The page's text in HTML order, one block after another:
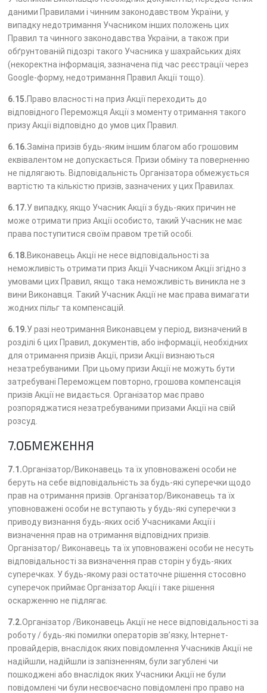
даними Правилами і чинним законодавством України, у
випадку недотримання Учасником інших положень цих
Правил та чинного законодавства України, а також при
обґрунтованій підозрі такого Учасника у шахрайських діях
(некоректна інформація, зазначена під час реєстрації через
Google-форму, недотримання Правил Акції тощо).
6.15.Право власності на приз Акції переходить до
відповідного Переможця Акції з моменту отримання такого
призу Акції відповідно до умов цих Правил.
6.16.Заміна призів будь-яким іншим благом або грошовим
еквівалентом не допускається. Призи обміну та поверненню
не підлягають. Відповідальність Організатора обмежується
вартістю та кількістю призів, зазначених у цих Правилах.
6.17.У випадку, якщо Учасник Акції з будь-яких причин не
може отримати приз Акції особисто, такий Учасник не має
права поступитися своїм правом третій особі.
6.18.Виконавець Акції не несе відповідальності за
неможливість отримати приз Акції Учасником Акції згідно з
умовами цих Правил, якщо така неможливість виникла не з
вини Виконавця. Такий Учасник Акції не має права вимагати
жодних пільг та компенсацій.
6.19.У разі неотримання Виконавцем у період, визначений в
розділі 6 цих Правил, документів, або інформації, необхідних
для отримання призів Акції, призи Акції визнаються
незатребуваними. При цьому призи Акції не можуть бути
затребувані Переможцем повторно, грошова компенсація
призів Акції не видається. Організатор має право
розпоряджатися незатребуваними призами Акції на свій
розсуд.
7.ОБМЕЖЕННЯ
7.1.Організатор/Виконавець та їх уповноважені особи не
беруть на себе відповідальність за будь-які суперечки щодо
прав на отримання призів. Організатор/Виконавець та їх
уповноважені особи не вступають у будь-які суперечки з
приводу визнання будь-яких осіб Учасниками Акції і
визначення прав на отримання відповідних призів.
Організатор/ Виконавець та їх уповноважені особи не несуть
відповідальності за визначення прав сторін у будь-яких
суперечках. У будь-якому разі остаточне рішення стосовно
суперечок приймає Організатор Акції і таке рішення
оскарженню не підлягає.
7.2.Організатор /Виконавець Акції не несе відповідальності за
роботу / будь-які помилки операторів зв’язку, Інтернет-
провайдерів, внаслідок яких повідомлення Учасників Акції не
надійшли, надійшли із запізненням, були загублені чи
пошкоджені або внаслідок яких Учасники Акції не були
повідомлені чи були несвоєчасно повідомлені про право на